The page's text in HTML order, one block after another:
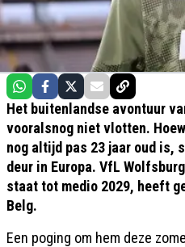
Het buitenlandse avontuur
vooralsnog niet vlotten.
nog altijd pas 23 jaar oud is,
deur in Europa. VfL
staat tot medio 2029, heeft
Belg.
Een poging om hem deze